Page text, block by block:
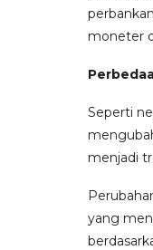
moneter
Seperti
menjadi
yang